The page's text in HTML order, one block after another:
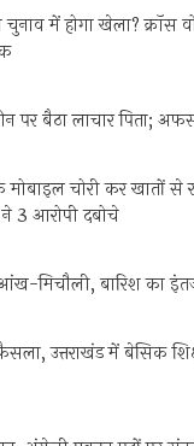
चुनाव में होगा खेला? क्रॉस
पर बैठा लाचार पिता;
के मोबाइल चोरी कर खातों
ने 3 आरोपी दबोचे
मिचौली, बारिश का
उत्तराखंड में बेसिक